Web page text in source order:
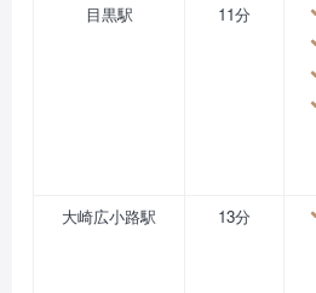
目黒駅 11分
大崎広小路駅 13分